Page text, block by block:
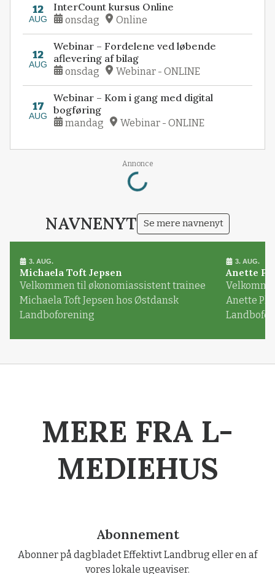
12
AUG
InterCount kursus Online
onsdag Online
12
AUG
Webinar – Fordelene ved løbende
aflevering af bilag
onsdag Webinar - ONLINE
17
AUG
Webinar – Kom i gang med digital
bogføring
mandag Webinar - ONLINE
Annonce
Loading...
NAVNENYT Se mere navnenyt
3. AUG.
Michaela Toft Jepsen
Velkommen til økonomiassistent trainee
Michaela Toft Jepsen hos Østdansk
Landboforening
3. AUG.
Anette
Anette
MERE FRA L-
MEDIEHUS
Abonnement
Abonner på dagbladet Effektivt Landbrug eller en af
vores lokale ugeaviser.